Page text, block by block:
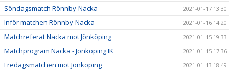
Söndagsmatch Rönnby-Nacka 2021-01-17 13:30
Inför matchen Rönnby-Nacka 2021-01-16 14:20
Matchreferat Nacka mot Jönköping 2021-01-15 19:33
Matchprogram Nacka - Jönköping IK 2021-01-15 17:36
Fredagsmatchen mot Jönköping 2021-01-13 18:49